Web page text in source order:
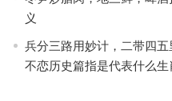
义
兵分三路用妙计，二带四
不恋历史篇指是代表什么